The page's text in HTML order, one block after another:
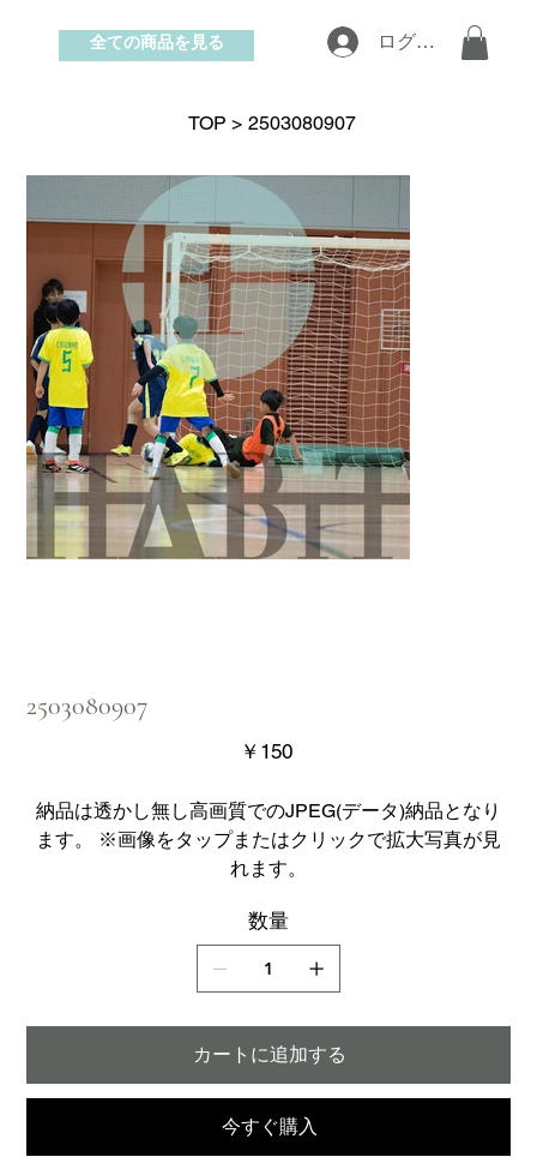
お問い合わせ
ログイン
全ての商品を見る
TOP > 2503080907
2503080907
価
格
￥150
納品は透かし無し高画質でのJPEG(データ)納品となり
ます。 ※画像をタップまたはクリックで拡大写真が見
れます。
数量
カートに追加する
今すぐ購入